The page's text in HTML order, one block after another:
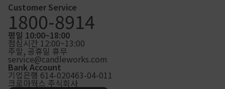
Customer Service
1800-8914
평일 10:00~18:00
점심시간 12:00~13:00
주말, 공휴일 휴무
service@candleworks.com
Bank Account
기업은행 614-020463-04-011
크로마웍스 주식회사